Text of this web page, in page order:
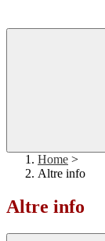
Home >
Altre info
Altre info